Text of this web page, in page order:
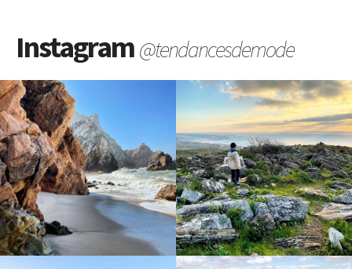
Instagram@tendancesdemode